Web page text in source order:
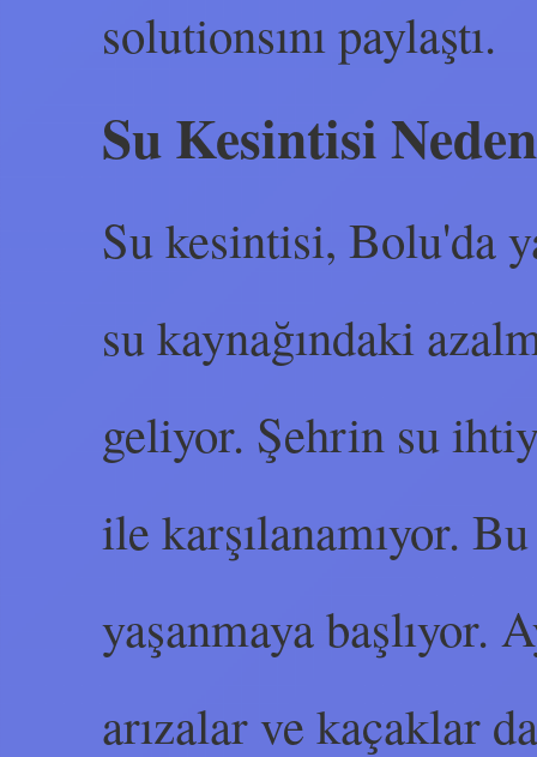
solutionsını paylaştı.
Su Kesintisi
Su kesintisi, Bolu'da
su kaynağındaki
geliyor. Şehrin su
ile karşılanamıyor.
yaşanmaya başlıyor.
arızalar ve kaçaklar